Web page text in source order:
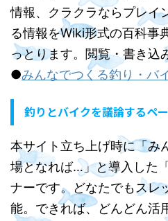
情報、クラクラならプレイ
る情報をWiki形式の百科事
っとります。閲覧・書き込
●みんなでつくる釣り・バ
釣りとバイクを議論するペ
本サイト立ち上げ時に「み
場となれば…」と導入した
ナーです。どなたでもスレ
能。できれば、どんどん活